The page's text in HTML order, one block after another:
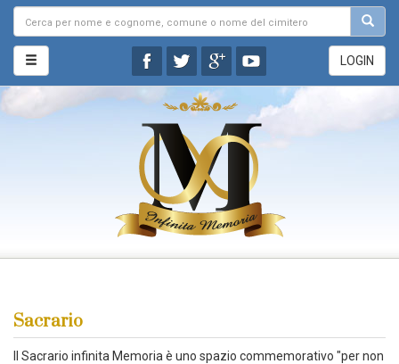
LOGIN
Sacrario
Il Sacrario infinita Memoria è uno spazio commemorativo "per non